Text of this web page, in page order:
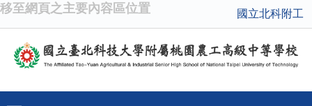
移至網頁之主要內容區位置 國立北科附工